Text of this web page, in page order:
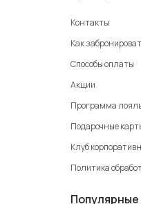
Контакты
Как
Способы оплаты
Акции
Программа
Подарочные
Клуб
Политика